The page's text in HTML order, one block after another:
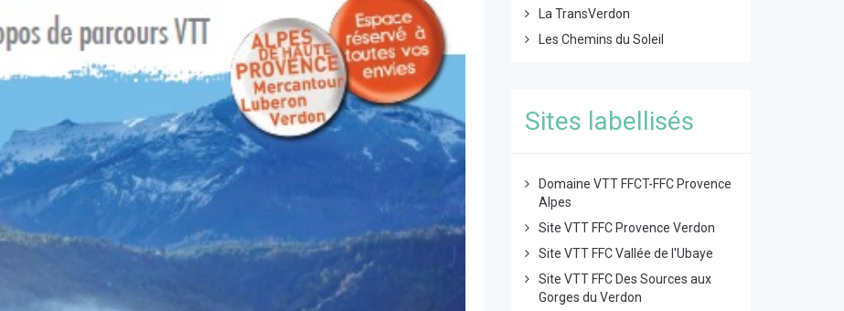
La TransVerdon
Les Chemins du Soleil
Sites labellisés
Domaine VTT FFCT-FFC Provence
Alpes
Site VTT FFC Provence Verdon
Site VTT FFC Vallée de l'Ubaye
Site VTT FFC Des Sources aux
Gorges du Verdon